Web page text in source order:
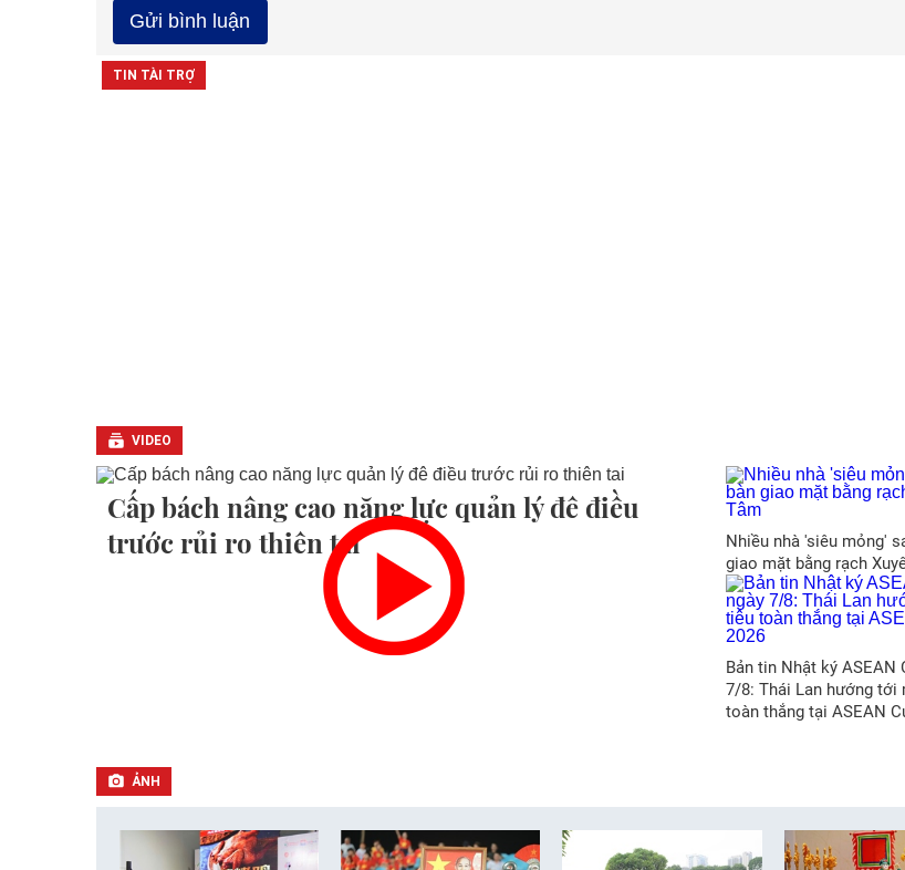
VIDEO
Cấp bách nâng cao năng lực quản lý đê điều
trước rủi ro thiên tai
Nhiều nhà 'siêu mỏng'
giao mặt bằng rạch
Bản tin Nhật ký ASEAN
7/8: Thái Lan hướng tới
toàn thắng tại ASEAN
ẢNH